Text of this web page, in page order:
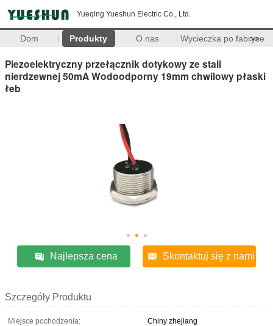
Yueqing Yueshun Electric Co., Ltd.
Dom Produkty O nas Wycieczka po fabryce
>>
Piezoelektryczny przełącznik dotykowy ze stali
nierdzewnej 50mA Wodoodporny 19mm chwilowy płaski
łeb
Najlepsza cena Skontaktuj się z nami
Szczegóły Produktu
Miejsce pochodzenia:
Chiny zhejiang